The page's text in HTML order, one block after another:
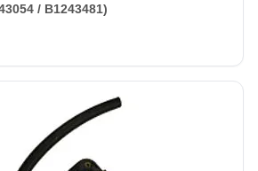
/ B1243481)